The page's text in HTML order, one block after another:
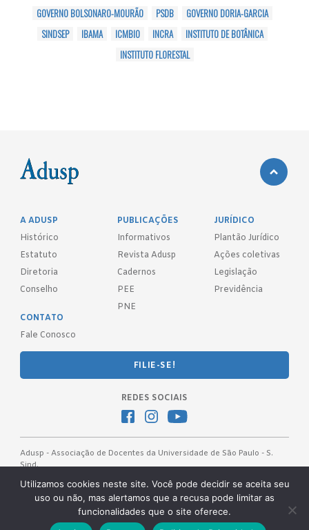
GOVERNO BOLSONARO-MOURÃO
PSDB
GOVERNO DORIA-GARCIA
SINDSEP
IBAMA ICMBIO INCRA
INSTITUTO DE BOTÂNICA
INSTITUTO FLORESTAL
A ADUSP
Histórico
Estatuto
Diretoria
Conselho
PUBLICAÇÕES
Informativos
Revista Adusp
Cadernos
PEE
PNE
JURÍDICO
Plantão Jurídico
Ações coletivas
Legislação
Previdência
CONTATO
Fale Conosco
FILIE-SE!
REDES SOCIAIS
Adusp - Associação de Docentes da Universidade de São Paulo - S.
Sind.
Av. Prof. Almeida Prado, 1366 - São Paulo, SP - CEP 05508-070
Telefones: (11) 3091-4465 / 66 ● (11) 3813-5573 ● (11) 3815-9245 ●
(11) 3814-1715 ● (11) 3032-5950
Utilizamos cookies neste site. Você pode decidir se aceita seu
uso ou não, mas alertamos que a recusa pode limitar as
funcionalidades que o site oferece.